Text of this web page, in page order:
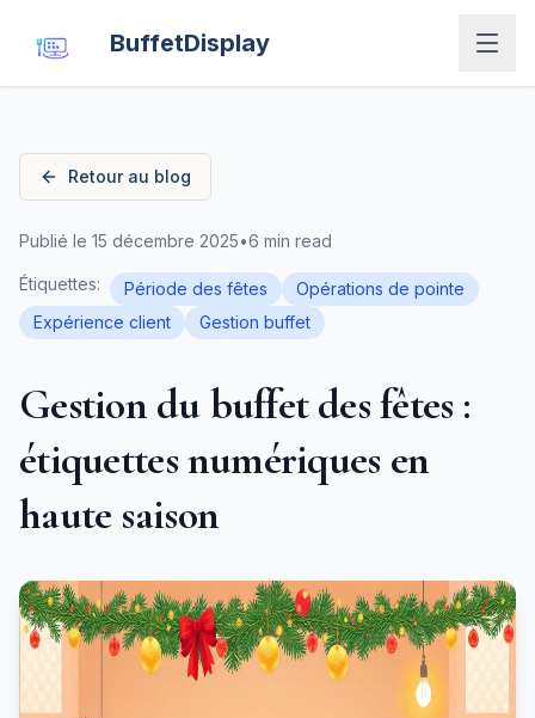
BuffetDisplay
Retour au blog
Publié le 15 décembre 2025•6 min read
Étiquettes: Période des fêtes
Opérations de pointe
Expérience client
Gestion buffet
Gestion du buffet des fêtes :
étiquettes numériques en
haute saison